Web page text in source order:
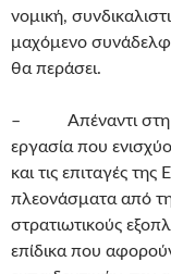
νομική,
μαχόμενο
θα περάσει.
– Απέναντι στη
εργασία που
και τις επιταγές
πλεονάσματα από
στρατιωτικούς
επίδικα που